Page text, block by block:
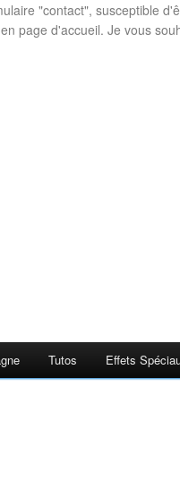
"contact", susceptible
page d'accueil. Je vous
Tutos Effets